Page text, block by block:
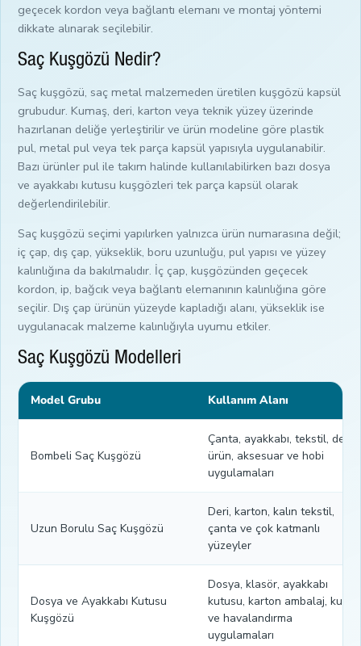
geçecek kordon veya bağlantı elemanı ve montaj yöntemi
dikkate alınarak seçilebilir.
Saç Kuşgözü Nedir?
Saç kuşgözü, saç metal malzemeden üretilen kuşgözü kapsül
grubudur. Kumaş, deri, karton veya teknik yüzey üzerinde
hazırlanan deliğe yerleştirilir ve ürün modeline göre plastik
pul, metal pul veya tek parça kapsül yapısıyla uygulanabilir.
Bazı ürünler pul ile takım halinde kullanılabilirken bazı dosya
ve ayakkabı kutusu kuşgözleri tek parça kapsül olarak
değerlendirilebilir.
Saç kuşgözü seçimi yapılırken yalnızca ürün numarasına değil;
iç çap, dış çap, yükseklik, boru uzunluğu, pul yapısı ve yüzey
kalınlığına da bakılmalıdır. İç çap, kuşgözünden geçecek
kordon, ip, bağcık veya bağlantı elemanının kalınlığına göre
seçilir. Dış çap ürünün yüzeyde kapladığı alanı, yükseklik ise
uygulanacak malzeme kalınlığıyla uyumu etkiler.
Saç Kuşgözü Modelleri
Model Grubu Kullanım Alanı
Bombeli Saç Kuşgözü
Çanta, ayakkabı, tekstil, deri
ürün, aksesuar ve hobi
uygulamaları
Uzun Borulu Saç Kuşgözü
Deri, karton, kalın tekstil,
çanta ve çok katmanlı
yüzeyler
Dosya ve Ayakkabı Kutusu
Kuşgözü
Dosya, klasör, ayakkabı
kutusu, karton ambalaj, kutu
ve havalandırma
uygulamaları